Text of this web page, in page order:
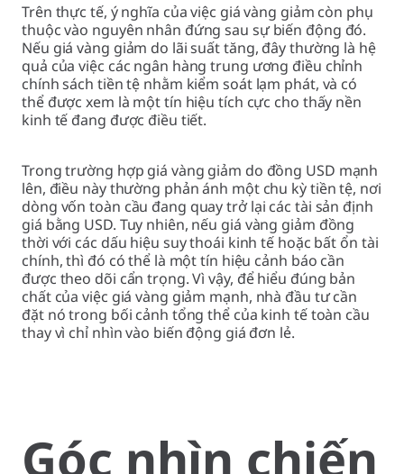
Trên thực tế, ý nghĩa của việc giá vàng giảm còn phụ
thuộc vào nguyên nhân đứng sau sự biến động đó.
Nếu giá vàng giảm do lãi suất tăng, đây thường là hệ
quả của việc các ngân hàng trung ương điều chỉnh
chính sách tiền tệ nhằm kiểm soát lạm phát, và có
thể được xem là một tín hiệu tích cực cho thấy nền
kinh tế đang được điều tiết.
Trong trường hợp giá vàng giảm do đồng USD mạnh
lên, điều này thường phản ánh một chu kỳ tiền tệ, nơi
dòng vốn toàn cầu đang quay trở lại các tài sản định
giá bằng USD. Tuy nhiên, nếu giá vàng giảm đồng
thời với các dấu hiệu suy thoái kinh tế hoặc bất ổn tài
chính, thì đó có thể là một tín hiệu cảnh báo cần
được theo dõi cẩn trọng. Vì vậy, để hiểu đúng bản
chất của việc giá vàng giảm mạnh, nhà đầu tư cần
đặt nó trong bối cảnh tổng thể của kinh tế toàn cầu
thay vì chỉ nhìn vào biến động giá đơn lẻ.
Góc nhìn chiến